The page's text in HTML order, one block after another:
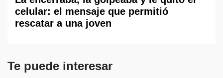
celular: el mensaje que permitió
rescatar a una joven
Te puede interesar